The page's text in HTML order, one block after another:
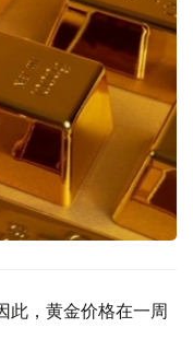
此，黄金价格在一周